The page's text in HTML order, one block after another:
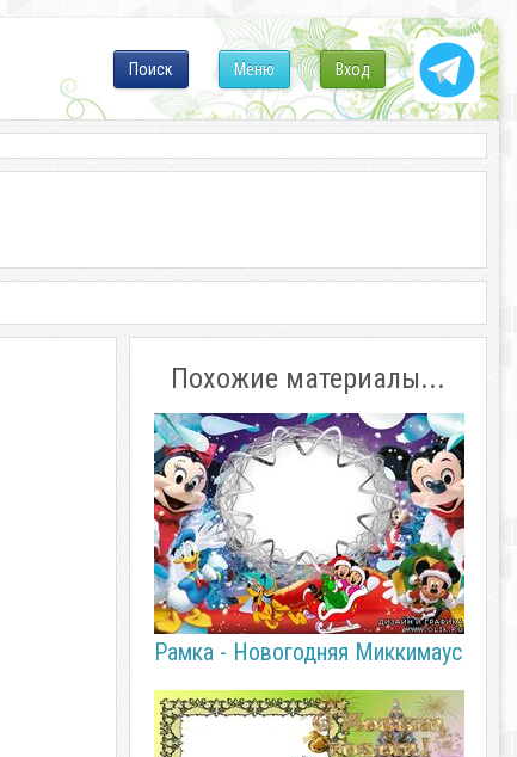
Вход
Меню
Поиск
Похожие материалы...
Рамка - Новогодняя Миккимаус